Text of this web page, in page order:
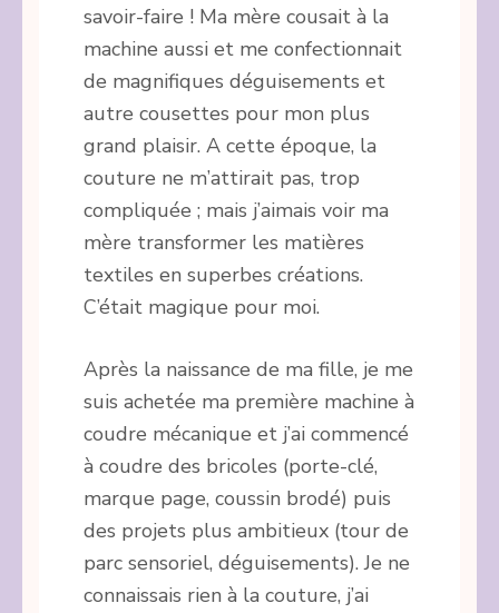
savoir-faire ! Ma mère cousait à la
machine aussi et me confectionnait
de magnifiques déguisements et
autre cousettes pour mon plus
grand plaisir. A cette époque, la
couture ne m’attirait pas, trop
compliquée ; mais j’aimais voir ma
mère transformer les matières
textiles en superbes créations.
C’était magique pour moi.
Après la naissance de ma fille, je me
suis achetée ma première machine à
coudre mécanique et j’ai commencé
à coudre des bricoles (porte-clé,
marque page, coussin brodé) puis
des projets plus ambitieux (tour de
parc sensoriel, déguisements). Je ne
connaissais rien à la couture, j’ai